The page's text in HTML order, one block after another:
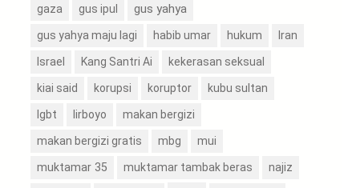
gaza gus ipul gus yahya
gus yahya maju lagi habib umar hukum Iran
Israel Kang Santri Ai kekerasan seksual
kiai said korupsi koruptor kubu sultan
lgbt lirboyo makan bergizi
makan bergizi gratis mbg mui
muktamar 35 muktamar tambak beras najiz